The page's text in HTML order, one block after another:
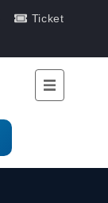
Ticket